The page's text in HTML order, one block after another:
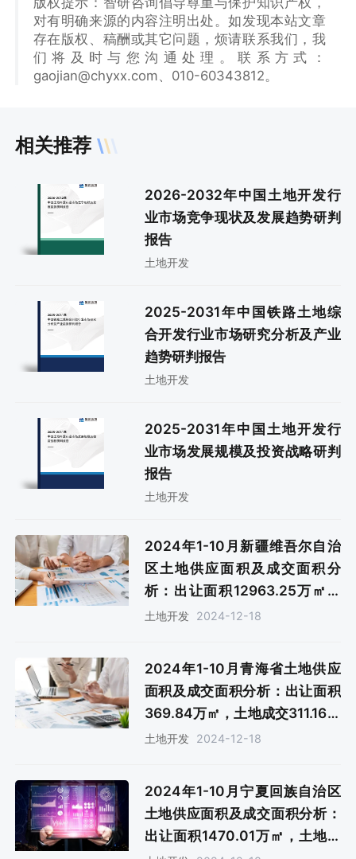
对有明确来源的内容注明出处。如发现本站文章
存在版权、稿酬或其它问题，烦请联系我们，我
们将及时与您沟通处理。联系方式：
gaojian@chyxx.com、010-60343812。
相关推荐
2026-2032年中国土地开发行
业市场竞争现状及发展趋势研判
报告
土地开发
2025-2031年中国铁路土地综
合开发行业市场研究分析及产业
趋势研判报告
土地开发
2025-2031年中国土地开发行
业市场发展规模及投资战略研判
报告
土地开发
2024年1-10月新疆维吾尔自治
区土地供应面积及成交面积分
析：出让面积12963.25万㎡，
土地成交8768.47万㎡
土地开发 2024-12-18
2024年1-10月青海省土地供应
面积及成交面积分析：出让面积
369.84万㎡，土地成交311.16万
㎡
土地开发 2024-12-18
2024年1-10月宁夏回族自治区
土地供应面积及成交面积分析：
出让面积1470.01万㎡，土地成